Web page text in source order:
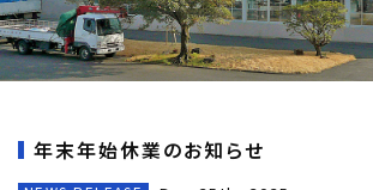
年末年始休業のお知らせ